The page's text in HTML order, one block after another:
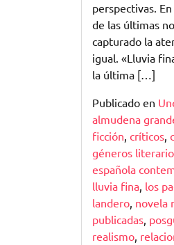
perspectivas.
de las últimas
capturado la
igual. «Lluvia
la última […]
Publicado en
almudena
ficción, críticos,
géneros
española
lluvia fina, los
landero, novela
publicadas,
realismo,